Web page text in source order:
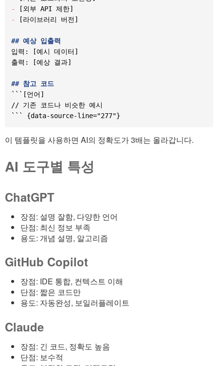
-
-
[라이브러리 버전]
## 예상 입출력
입력: [예시 데이터]
출력: [예상 결과]
## 참고 코드
```[언어]
// 기존 코드나 비슷한 예시
이 템플릿을 사용하면 AI의 정확도가 3배는 올라갑니다.
AI 도구별 특성
ChatGPT
장점: 설명 잘함, 다양한 언어
단점: 최신 정보 부족
용도: 개념 설명, 알고리즘
GitHub Copilot
장점: IDE 통합, 컨텍스트 이해
단점: 짧은 코드만
용도: 자동완성, 보일러플레이트
Claude
장점: 긴 코드, 정확도 높음
단점: 보수적